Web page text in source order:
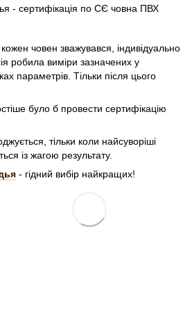
човен зважувався, індивідуально
робила виміри зазначених у
параметрів. Тільки після цього
було б провести сертифікацію
тільки коли найсуворіші
із жагою результату.
- гідний вибір найкращих!